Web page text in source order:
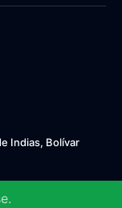
Indias, Bolívar